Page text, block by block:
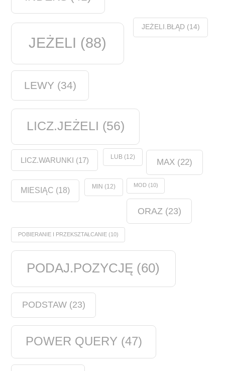
JEŻELI (88)
JEŻELI.BŁĄD(14)
LEWY (34)
LICZ.JEŻELI (56)
LICZ.WARUNKI (17) LUB(12)
MAX(22)
MIESIĄC (18) MIN (12) MOD(10)
ORAZ (23)
POBIERANIE I PRZEKSZTAŁCANIE(10)
PODAJ.POZYCJĘ (60)
PODSTAW(23)
POWER QUERY (47)